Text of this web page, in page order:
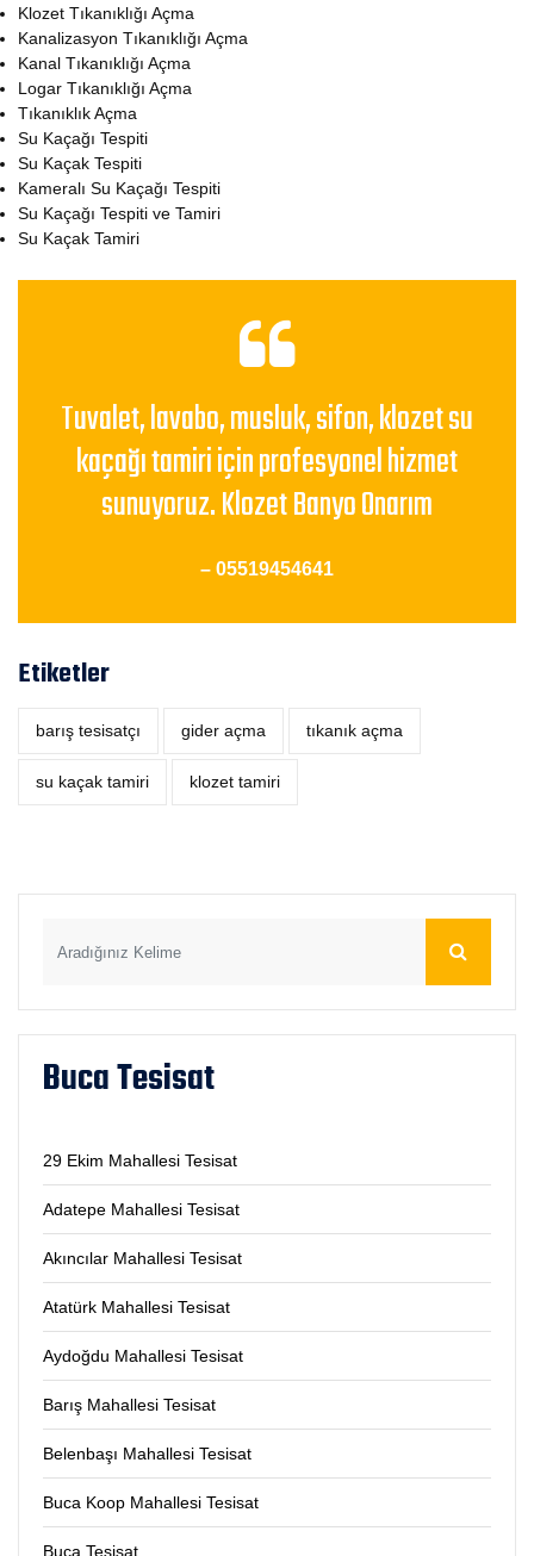
Klozet Tıkanıklığı Açma
Kanalizasyon Tıkanıklığı Açma
Kanal Tıkanıklığı Açma
Logar Tıkanıklığı Açma
Tıkanıklık Açma
Su Kaçağı Tespiti
Su Kaçak Tespiti
Kameralı Su Kaçağı Tespiti
Su Kaçağı Tespiti ve Tamiri
Su Kaçak Tamiri
Tuvalet, lavabo, musluk, sifon, klozet su
kaçağı tamiri için profesyonel hizmet
sunuyoruz. Klozet Banyo Onarım
– 05519454641
Etiketler
barış tesisatçı ‎gider açma tıkanık açma
su kaçak tamiri klozet tamiri
Buca Tesisat
29 Ekim Mahallesi Tesisat
Adatepe Mahallesi Tesisat
Akıncılar Mahallesi Tesisat
Atatürk Mahallesi Tesisat
Aydoğdu Mahallesi Tesisat
Barış Mahallesi Tesisat
Belenbaşı Mahallesi Tesisat
Buca Koop Mahallesi Tesisat
Buca Tesisat